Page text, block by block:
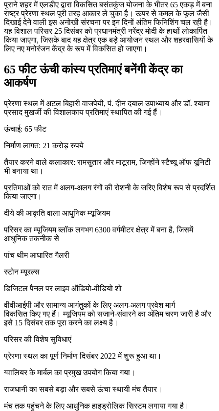
पुराने शहर में एलडीए द्वारा विकसित बसंतकुंज योजना के भीतर 65 एकड़ में बना
राष्ट्र प्रेरणा स्थल पूरी तरह आकार ले चुका है। ऊपर से कमल के फूल जैसी
दिखाई देने वाली इस अनोखी संरचना पर इन दिनों अंतिम फिनिशिंग चल रही है।
यह विशाल परिसर 25 दिसंबर को प्रधानमंत्री नरेंद्र मोदी के हाथों लोकार्पित
किया जाएगा, जिसके बाद यह क्षेत्र एक बड़े आयोजन स्थल और शहरवासियों के
लिए नए मनोरंजन केंद्र के रूप में विकसित हो जाएगा।
65 फीट ऊंची कांस्य प्रतिमाएं बनेंगी केंद्र का
आकर्षण
प्रेरणा स्थल में अटल बिहारी वाजपेयी, पं. दीन दयाल उपाध्याय और डॉ. श्यामा
प्रसाद मुखर्जी की विशालकाय प्रतिमाएं स्थापित की गई हैं।
ऊंचाई: 65 फीट
निर्माण लागत: 21 करोड़ रुपये
तैयार करने वाले कलाकार: रामसुतार और माटूराम, जिन्होंने स्टैच्यू ऑफ यूनिटी
भी बनाया था।
प्रतिमाओं को रात में अलग-अलग रंगों की रोशनी के जरिए विशेष रूप से प्रदर्शित
किया जाएगा।
दीये की आकृति वाला आधुनिक म्यूजियम
परिसर का म्यूजियम ब्लॉक लगभग 6300 वर्गमीटर क्षेत्र में बना है, जिसमें
आधुनिक तकनीक से
पांच थीम आधारित गैलरी
स्टोन म्यूरल्स
डिजिटल पैनल पर लाइव ऑडियो-वीडियो शो
वीवीआईपी और सामान्य आगंतुकों के लिए अलग-अलग प्रवेश मार्ग
विकसित किए गए हैं। म्यूजियम को सजाने-संवारने का अंतिम चरण जारी है और
इसे 15 दिसंबर तक पूरा करने का लक्ष्य है।
परिसर की विशेष सुविधाएं
प्रेरणा स्थल का पूर्ण निर्माण दिसंबर 2022 में शुरू हुआ था।
ग्वालियर के मार्बल का प्रमुख उपयोग किया गया।
राजधानी का सबसे बड़ा और सबसे ऊंचा स्थायी मंच तैयार।
मंच तक पहुंचने के लिए आधुनिक हाइड्रोलिक सिस्टम लगाया गया है।